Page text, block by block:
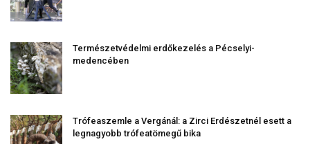
Természetvédelmi erdőkezelés a Pécselyi-
medencében
Trófeaszemle a Vergánál: a Zirci Erdészetnél esett a
legnagyobb trófeatömegű bika